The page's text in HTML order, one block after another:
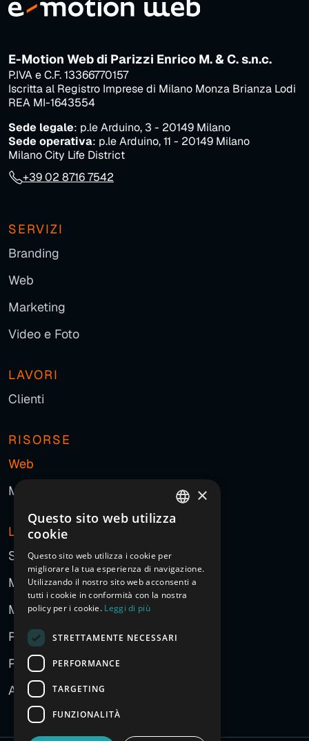
E-Motion Web di Parizzi Enrico M. & C. s.n.c.
P.IVA e C.F. 13366770157
Iscritta al Registro Imprese di Milano Monza Brianza Lodi
REA MI-1643554
Sede legale: p.le Arduino, 3 - 20149 Milano
Sede operativa: p.le Arduino, 11 - 20149 Milano
Milano City Life District
+39 02 8716 7542
SERVIZI
Branding
Web
Marketing
Video e Foto
LAVORI
Clienti
RISORSE
Web
Marketing
L'AGENZIA
Storia
Manifesto
Metodo
Persone
Partner
Approccio all'AI
ITALIAN
FRENCH
GERMAN
SPANISH
CHINESE (SIMPLIFIED)
×
Questo sito web utilizza
cookie
Questo sito web utilizza i cookie per
migliorare la tua esperienza di navigazione.
Utilizzando il nostro sito web acconsenti a
tutti i cookie in conformità con la nostra
policy per i cookie. Leggi di più
STRETTAMENTE NECESSARI
PERFORMANCE
TARGETING
FUNZIONALITÀ